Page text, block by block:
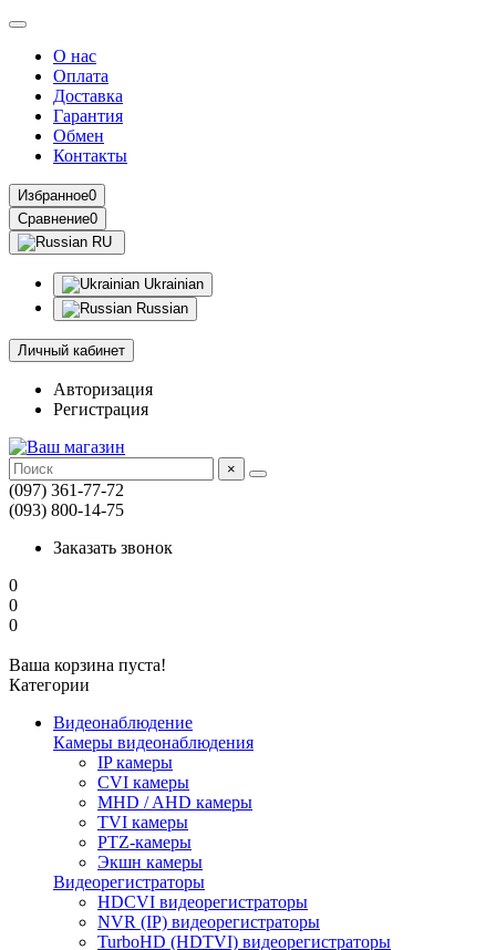
О нас
Оплата
Доставка
Гарантия
Обмен
Контакты
Избранное0
Сравнение0
RU
Ukrainian
Russian
Личный кабинет
Авторизация
Регистрация
×
(097) 361-77-72
(093) 800-14-75
Заказать звонок
0
0
0
Ваша корзина пуста!
Категории
Видеонаблюдение
Камеры видеонаблюдения
IP камеры
CVI камеры
MHD / AHD камеры
TVI камеры
PTZ-камеры
Экшн камеры
Видеорегистраторы
HDCVI видеорегистраторы
NVR (IP) видеорегистраторы
TurboHD (HDTVI) видеорегистраторы